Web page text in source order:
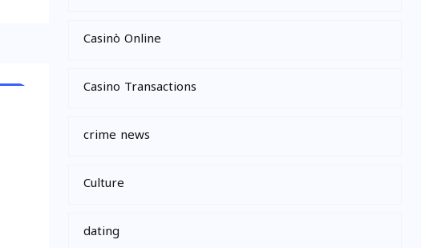
Casinò Online
Casino Transactions
crime news
Culture
dating